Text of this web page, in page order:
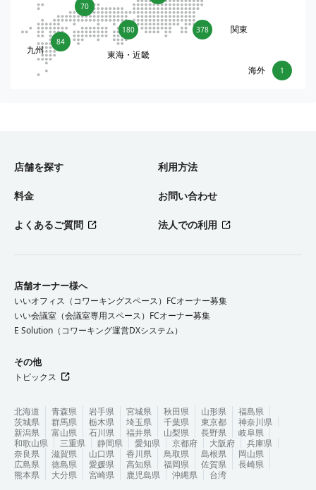
378 関東
180
東海・近畿
70
84
九州
1
海外
店舗を探す 利用方法
料金 お問い合わせ
よくあるご質問 法人での利用
店舗オーナー様へ
いいオフィス（コワーキングスペース）FCオーナー募集
いい会議室（会議室専用スペース）FCオーナー募集
E Solution（コワーキング運営DXシステム）
その他
トピックス
北海道 青森県 岩手県 宮城県 秋田県 山形県
福島県
茨城県
群馬県 栃木県 埼玉県 千葉県 東京都
神奈川県
新潟県
富山県 石川県 福井県 山梨県 長野県
岐阜県
和歌山県
三重県 静岡県 愛知県 京都府 大阪府
兵庫県
奈良県
滋賀県 山口県 香川県 鳥取県 島根県
岡山県
広島県
徳島県 愛媛県 高知県 福岡県 佐賀県
長崎県
熊本県
大分県 宮崎県 鹿児島県 沖縄県
台湾